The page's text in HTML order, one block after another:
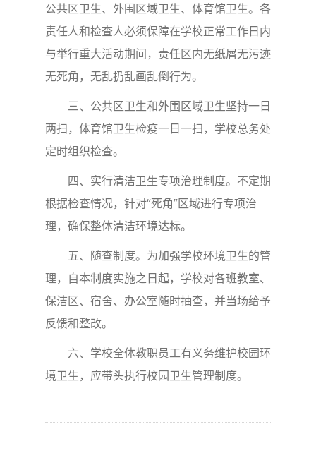
公共区卫生、外围区域卫生、体育馆卫生。各
责任人和检查人必须保障在学校正常工作日内
与举行重大活动期间，责任区内无纸屑无污迹
无死角，无乱扔乱画乱倒行为。
三、公共区卫生和外围区域卫生坚持一日
两扫，体育馆卫生检疫一日一扫，学校总务处
定时组织检查。
四、实行清洁卫生专项治理制度。不定期
根据检查情况，针对“死角”区域进行专项治
理，确保整体清洁环境达标。
五、随查制度。为加强学校环境卫生的管
理，自本制度实施之日起，学校对各班教室、
保洁区、宿舍、办公室随时抽查，并当场给予
反馈和整改。
六、学校全体教职员工有义务维护校园环
境卫生，应带头执行校园卫生管理制度。